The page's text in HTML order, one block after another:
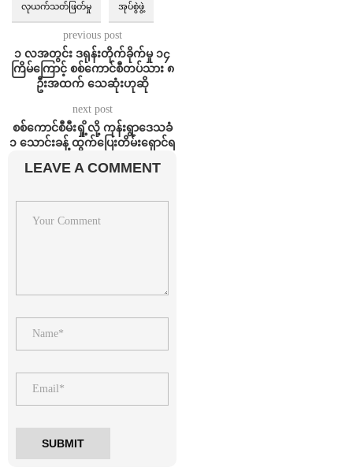
လုယက်သတ်ဖြတ်မှု အုပ်စွဲဖွဲ့
previous post
၁ လအတွင်း ဒရုန်းတိုက်ခိုက်မှု ၁၄
ကြိမ်ကြောင့် စစ်ကောင်စီတပ်သား ၈
ဦးအထက် သေဆုံးဟုဆို
next post
စစ်ကောင်စီမီးရှို့လို့ ကုန်းရွာဒေသခံ
၁ သောင်းခန့် ထွက်ပြေးတိမ်းရှောင်ရ
LEAVE A COMMENT